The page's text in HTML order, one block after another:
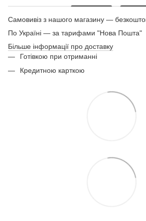
Самовивіз з нашого магазину —
По Україні — за тарифами "Нова Пошта"
Більше інформації про доставку
Готівкою при отриманні
Кредитною карткою